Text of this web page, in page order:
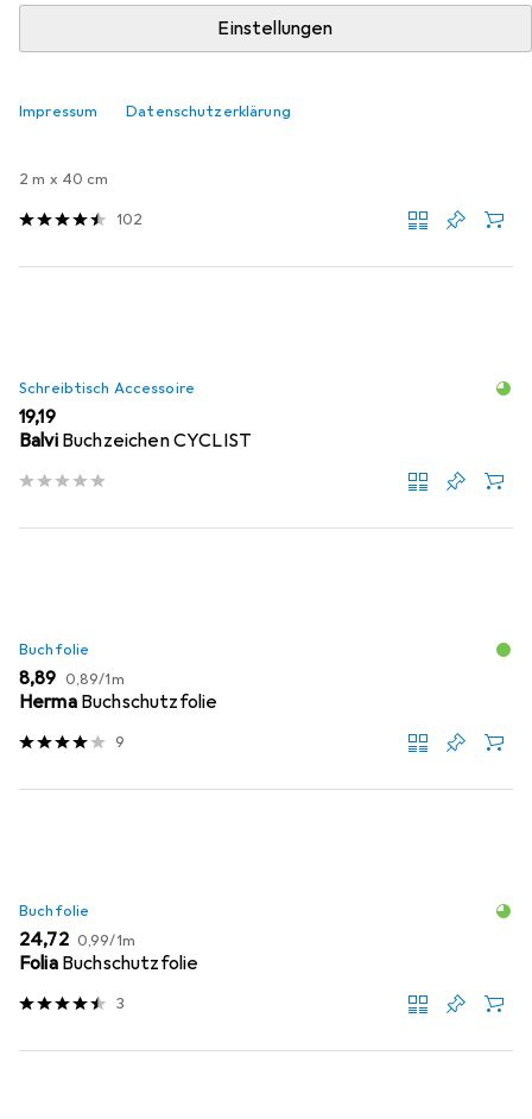
Einstellungen
Impressum Datenschutzerklärung
EUR
2 m x 40 cm
102
Schreibtisch Accessoire
EUR
19,19
Balvi Buchzeichen CYCLIST
Buchfolie
EUR
8,89 EUR
0,89/1m
Herma Buchschutzfolie
9
Buchfolie
EUR
24,72 EUR
0,99/1m
Folia Buchschutzfolie
3